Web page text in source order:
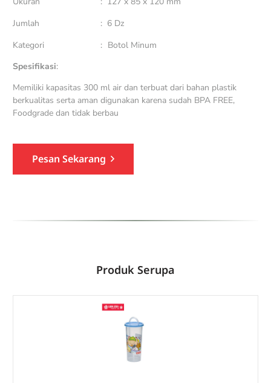
Jumlah
: 6 Dz
Kategori
: Botol Minum
Spesifikasi:
Memiliki kapasitas 300 ml air dan terbuat dari bahan plastik
berkualitas serta aman digunakan karena sudah BPA FREE,
Foodgrade dan tidak berbau
Pesan Sekarang
Produk Serupa